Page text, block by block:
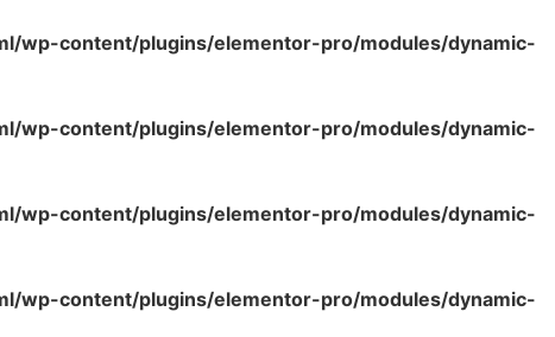
wp-content/plugins/elementor-pro/modules/dynamic-
wp-content/plugins/elementor-pro/modules/dynamic-
wp-content/plugins/elementor-pro/modules/dynamic-
wp-content/plugins/elementor-pro/modules/dynamic-